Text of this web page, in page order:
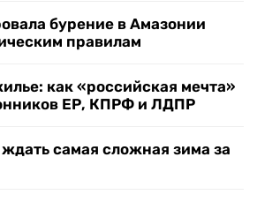
бурение в Амазонии
правилам
как «российская мечта»
ЕР, КПРФ и ЛДПР
самая сложная зима за